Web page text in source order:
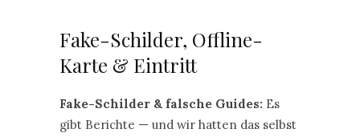
Fake-Schilder, Offline-
Karte & Eintritt
Fake-Schilder & falsche Guides: Es
gibt Berichte — und wir hatten das selbst